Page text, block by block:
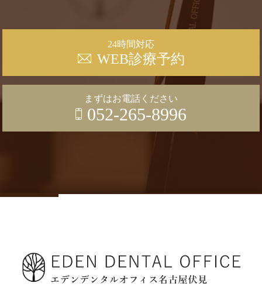
24時間対応
WEB診療予約
まずはお電話ください
052-265-8996